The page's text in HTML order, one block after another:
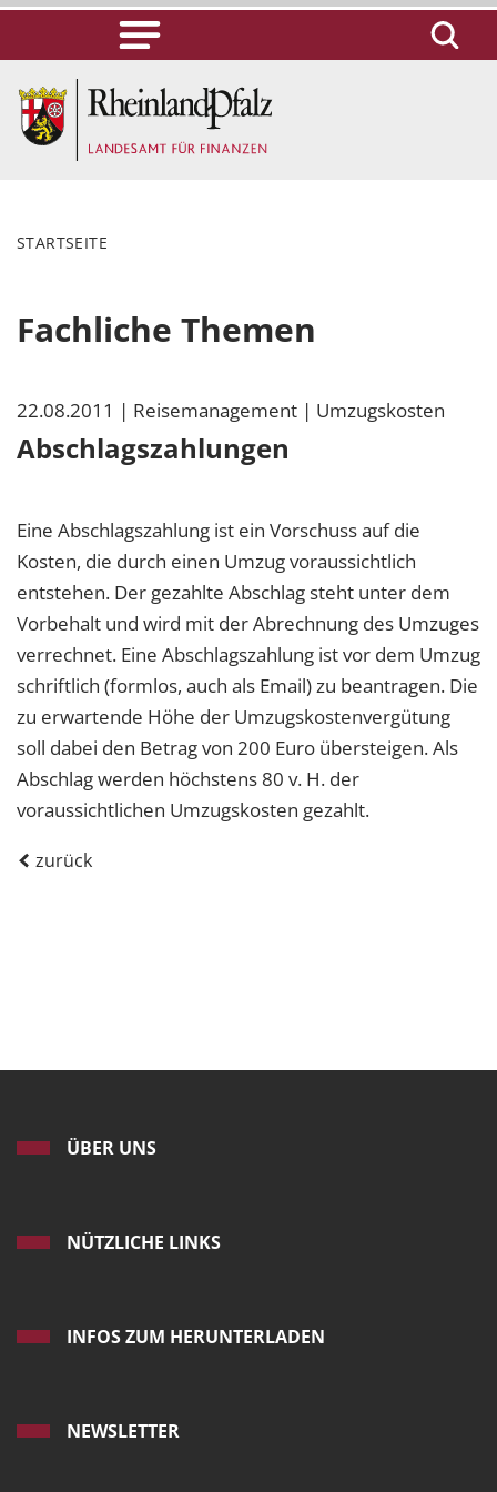
STARTSEITE
Fachliche Themen
22.08.2011 | Reisemanagement | Umzugskosten
Abschlagszahlungen
Eine Abschlagszahlung ist ein Vorschuss auf die
Kosten, die durch einen Umzug voraussichtlich
entstehen. Der gezahlte Abschlag steht unter dem
Vorbehalt und wird mit der Abrechnung des Umzuges
verrechnet. Eine Abschlagszahlung ist vor dem Umzug
schriftlich (formlos, auch als Email) zu beantragen. Die
zu erwartende Höhe der Umzugskostenvergütung
soll dabei den Betrag von 200 Euro übersteigen. Als
Abschlag werden höchstens 80 v. H. der
voraussichtlichen Umzugskosten gezahlt.
zurück
ÜBER UNS
NÜTZLICHE LINKS
INFOS ZUM HERUNTERLADEN
NEWSLETTER